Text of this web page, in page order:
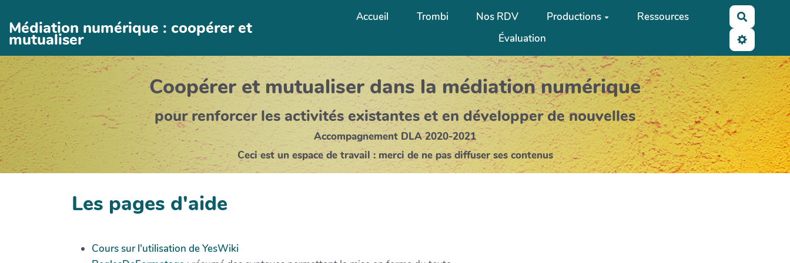
Médiation numérique : coopérer et
mutualiser
Accueil Trombi Nos RDV Productions
Ressources
Évaluation
Coopérer et mutualiser dans la médiation numérique
pour renforcer les activités existantes et en développer de nouvelles
Accompagnement DLA 2020-2021
Ceci est un espace de travail : merci de ne pas diffuser ses contenus
Les pages d'aide
Cours sur l'utilisation de YesWiki